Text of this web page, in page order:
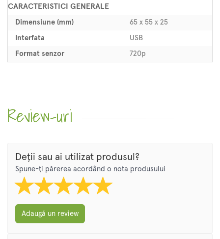
CARACTERISTICI GENERALE
Dimensiune (mm) 65 x 55 x 25
Interfata USB
Format senzor 720p
Review-uri
Deții sau ai utilizat produsul?
Spune-ți părerea acordând o nota produsului
Adaugă un review